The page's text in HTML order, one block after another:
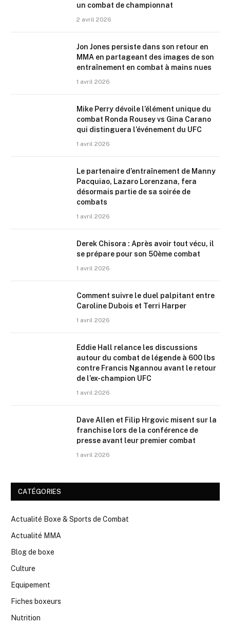
un combat de championnat
2 avril 2026
Jon Jones persiste dans son retour en
MMA en partageant des images de son
entraînement en combat à mains nues
1 avril 2026
Mike Perry dévoile l’élément unique du
combat Ronda Rousey vs Gina Carano
qui distinguera l’événement du UFC
1 avril 2026
Le partenaire d’entraînement de Manny
Pacquiao, Lazaro Lorenzana, fera
désormais partie de sa soirée de
combats
1 avril 2026
Derek Chisora : Après avoir tout vécu, il
se prépare pour son 50ème combat
1 avril 2026
Comment suivre le duel palpitant entre
Caroline Dubois et Terri Harper
1 avril 2026
Eddie Hall relance les discussions
autour du combat de légende à 600 lbs
contre Francis Ngannou avant le retour
de l’ex-champion UFC
1 avril 2026
Dave Allen et Filip Hrgovic misent sur la
franchise lors de la conférence de
presse avant leur premier combat
1 avril 2026
CATÉGORIES
Actualité Boxe & Sports de Combat
Actualité MMA
Blog de boxe
Culture
Equipement
Fiches boxeurs
Nutrition